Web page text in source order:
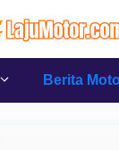
Berita